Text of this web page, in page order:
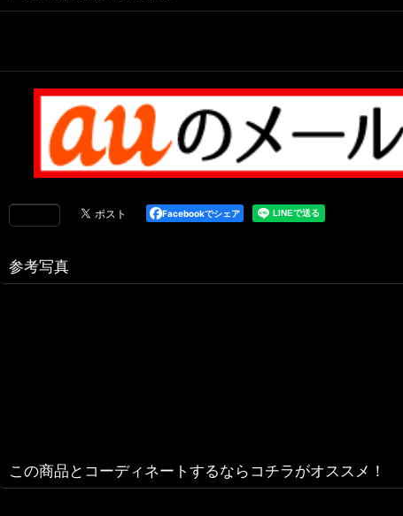
Facebookでシェア
参考写真
この商品とコーディネートするならコチラがオススメ！